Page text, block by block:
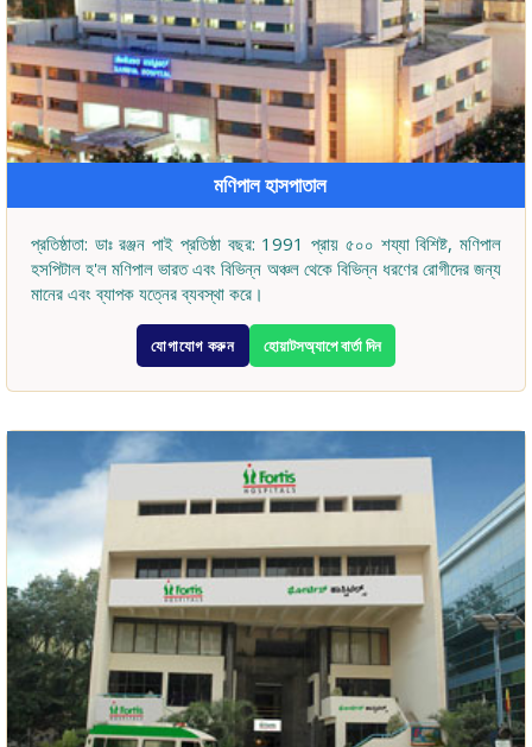
মণিপাল হাসপাতাল
প্রতিষ্ঠাতা: ডাঃ রঞ্জন পাই প্রতিষ্ঠা বছর: 1991 প্রায় ৫০০ শয্যা বিশিষ্ট, মণিপাল
হসপিটাল হ'ল মণিপাল ভারত এবং বিভিন্ন অঞ্চল থেকে বিভিন্ন ধরণের রোগীদের জন্য
মানের এবং ব্যাপক যত্নের ব্যবস্থা করে।
যোগাযোগ করুন হোয়াটসঅ্যাপে বার্তা দিন